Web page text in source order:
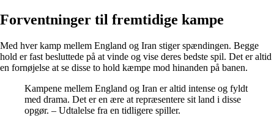
Forventninger til fremtidige kampe
Med hver kamp mellem England og Iran stiger spændingen. Begge
hold er fast besluttede på at vinde og vise deres bedste spil. Det er altid
en fornøjelse at se disse to hold kæmpe mod hinanden på banen.
Kampene mellem England og Iran er altid intense og fyldt
med drama. Det er en ære at repræsentere sit land i disse
opgør. – Udtalelse fra en tidligere spiller.